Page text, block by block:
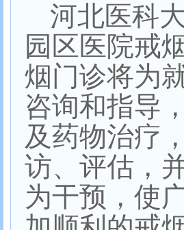
河北医科
园区医院戒
烟门诊将为
咨询和指导
及药物治疗
访、评估，
为干预，使